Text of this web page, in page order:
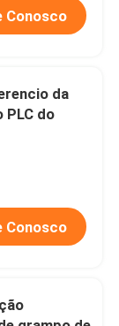
Conosco
da
do
Conosco